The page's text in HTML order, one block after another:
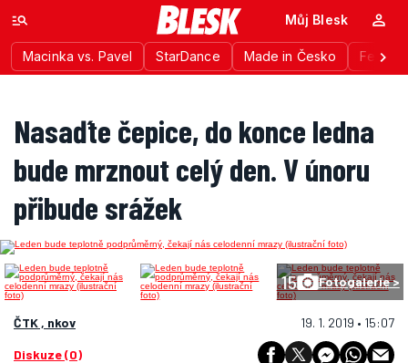
Macinka vs. Pavel StarDance Made in Česko
Můj Blesk
Nasaďte čepice, do konce ledna
bude mrznout celý den. V únoru
přibude srážek
15 Fotogalerie >
ČTK , nkov 19. 1. 2019 • 15:07
Diskuze (0)